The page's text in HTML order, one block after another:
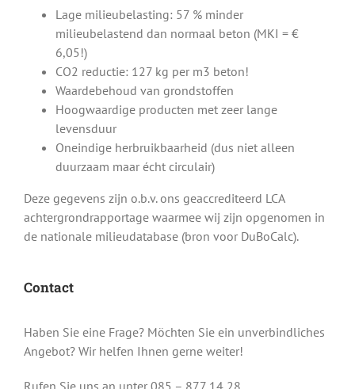
Lage milieubelasting: 57 % minder
milieubelastend dan normaal beton (MKI = €
6,05!)
CO2 reductie: 127 kg per m3 beton!
Waardebehoud van grondstoffen
Hoogwaardige producten met zeer lange
levensduur
Oneindige herbruikbaarheid (dus niet alleen
duurzaam maar écht circulair)
Deze gegevens zijn o.b.v. ons geaccrediteerd LCA
achtergrondrapportage waarmee wij zijn opgenomen in
de nationale milieudatabase (bron voor DuBoCalc).
Contact
Haben Sie eine Frage? Möchten Sie ein unverbindliches
Angebot? Wir helfen Ihnen gerne weiter!